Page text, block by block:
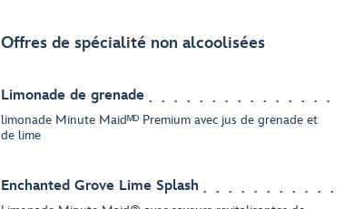
Offres de spécialité non alcoolisées
Limonade de grenade
limonade Minute Maidᴹᴰ Premium avec jus de grenade et
de lime
Enchanted Grove Lime Splash